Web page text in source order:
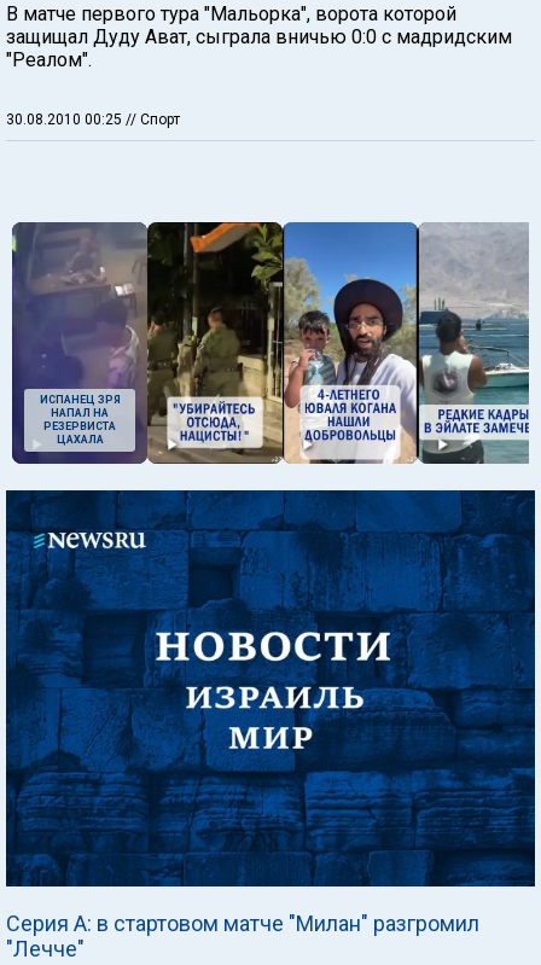
В матче первого тура "Мальорка", ворота которой
защищал Дуду Ават, сыграла вничью 0:0 с мадридским
"Реалом".
30.08.2010 00:25 // Спорт
ИСПАНЕЦ ЗРЯ
НАПАЛ НА
РЕЗЕРВИСТА
ЦАХАЛА
Серия А: в стартовом матче "Милан" разгромил
"Лечче"